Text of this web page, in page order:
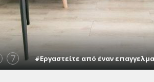
7 #Εργαστείτε από έναν